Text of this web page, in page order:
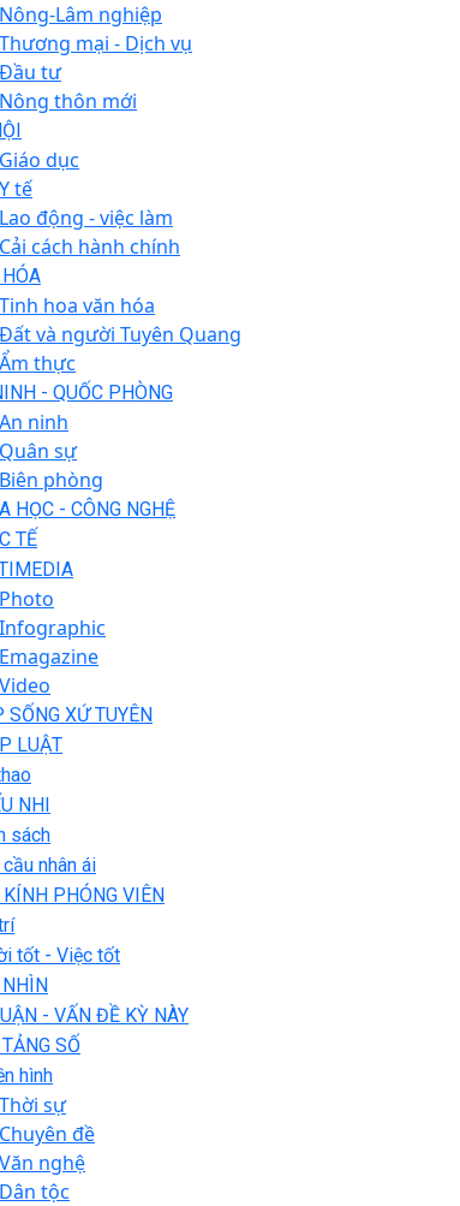
Nông-Lâm nghiệp
Thương mại - Dịch vụ
Đầu tư
Nông thôn mới
Giáo dục
Y tế
Lao động - việc làm
Cải cách hành chính
Tinh hoa văn hóa
Đất và người Tuyên Quang
Ẩm thực
- QUỐC PHÒNG
An ninh
Quân sự
Biên phòng
HỌC - CÔNG NGHỆ
TẾ
Photo
Infographic
Emagazine
Video
SỐNG XỨ TUYÊN
LUẬT
NHI
sách
nhân ái
KÍNH PHÓNG VIÊN
tốt - Việc tốt
NHÌN
- VẤN ĐỀ KỲ NÀY
SỐ
hình
Thời sự
Chuyên đề
Văn nghệ
Dân tộc